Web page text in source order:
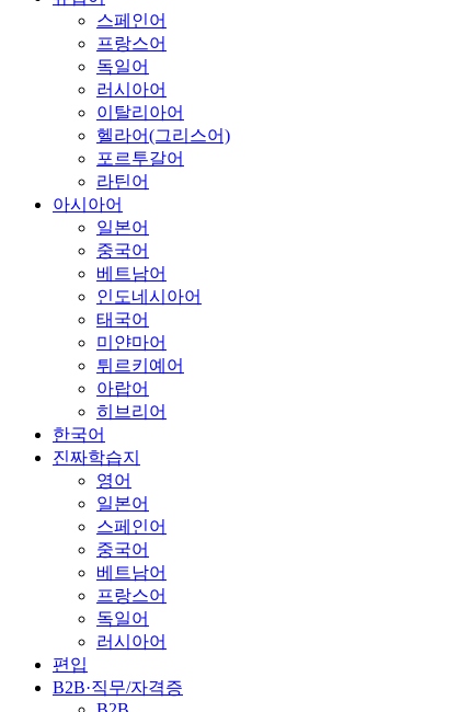
스페인어
프랑스어
독일어
러시아어
이탈리아어
헬라어(그리스어)
포르투갈어
라틴어
아시아어
일본어
중국어
베트남어
인도네시아어
태국어
미얀마어
튀르키예어
아랍어
히브리어
한국어
진짜학습지
영어
일본어
스페인어
중국어
베트남어
프랑스어
독일어
러시아어
편입
B2B·직무/자격증